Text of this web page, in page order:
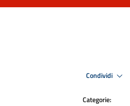
Condividi
Categorie: